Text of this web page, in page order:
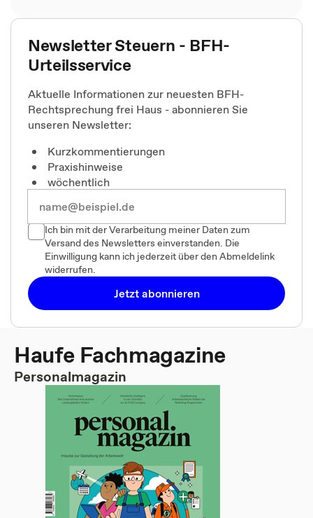
Newsletter Steuern - BFH-
Urteilsservice
Aktuelle Informationen zur neuesten BFH-
Rechtsprechung frei Haus - abonnieren Sie
unseren Newsletter:
Kurzkommentierungen
Praxishinweise
wöchentlich
Ich bin mit der Verarbeitung meiner Daten zum
Versand des Newsletters einverstanden. Die
Einwilligung kann ich jederzeit über den Abmeldelink
widerrufen.
Jetzt abonnieren
Haufe Fachmagazine
Personalmagazin